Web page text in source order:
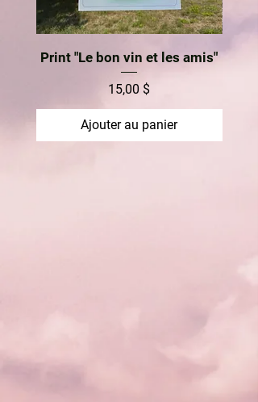
Print "Le bon vin et les amis"
Prix
15,00 $
Ajouter au panier